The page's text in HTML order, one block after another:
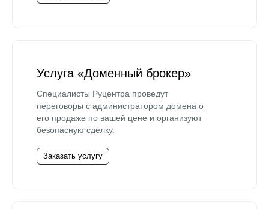
Услуга «Доменный брокер»
Специалисты Руцентра проведут
переговоры с администратором домена о
его продаже по вашей цене и организуют
безопасную сделку.
Заказать услугу